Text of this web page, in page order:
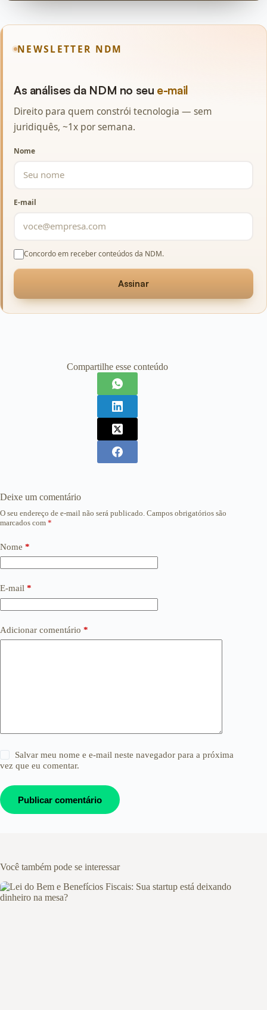
NEWSLETTER NDM
As análises da NDM no seu e-mail
Direito para quem constrói tecnologia — sem
juridiquês, ~1x por semana.
Nome
E-mail
Concordo em receber conteúdos da NDM.
Assinar
Compartilhe esse conteúdo
Deixe um comentário
O seu endereço de e-mail não será publicado. Campos obrigatórios são
marcados com *
Nome *
E-mail *
Adicionar comentário *
Salvar meu nome e e-mail neste navegador para a próxima
vez que eu comentar.
Publicar comentário
Você também pode se interessar